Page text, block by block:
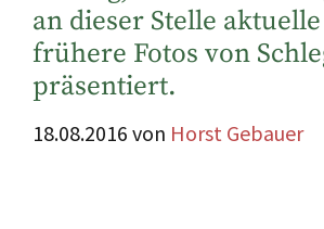
an dieser Stelle
frühere Fotos von
präsentiert.
18.08.2016 von Horst Gebauer